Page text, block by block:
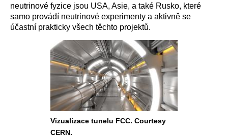
neutrinové fyzice jsou USA, Asie, a také Rusko, které
samo provádí neutrinové experimenty a aktivně se
účastní prakticky všech těchto projektů.
Vizualizace tunelu FCC. Courtesy
CERN.